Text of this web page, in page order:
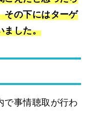
その下にはターゲ
ました。
で事情聴取が行わ